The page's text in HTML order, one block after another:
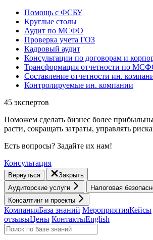
Помощь с ФСБУ
Круглые столы
Аудит по МСФО
Проверка учета ГОЗ
Кадровый аудит
Консультации по договорам и
Трансформация отчетности по
Составление отчетности ин.
Контролируемые ин. компании
45 экспертов
Поможем сделать бизнес более
расти, cокращать затраты, управлять
Есть вопросы? Задайте их нам!
Консультация
Вернуться
Закрыть
Аудиторские услуги
Налоговая
Консалтинг и проекты
КомпанияБаза знаний МероприятияКейсы
отзывыЦены КонтактыEnglish